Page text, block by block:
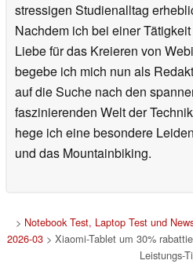
stressigen Studienalltag
Nachdem ich bei einer
Liebe für das Kreieren von
begebe ich mich nun als
auf die Suche nach den
faszinierenden Welt der
hege ich eine besondere
und das Mountainbiking.
> Notebook Test, Laptop Test und
2026-03> Xiaomi-Tablet um 30%
Leistungs-